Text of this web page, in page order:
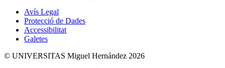
Avís Legal
Protecció de Dades
Accessibilitat
Galetes
© UNIVERSITAS Miguel Hernández 2026